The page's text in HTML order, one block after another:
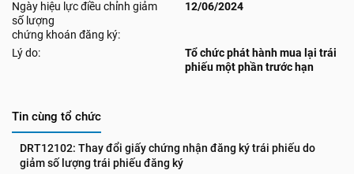
Ngày hiệu lực điều chỉnh giảm
số lượng
chứng khoán đăng ký:
12/06/2024
Lý do:
Tổ chức phát hành mua lại trái
phiếu một phần trước hạn
Tin cùng tổ chức
DRT12102: Thay đổi giấy chứng nhận đăng ký trái phiếu do
giảm số lượng trái phiếu đăng ký